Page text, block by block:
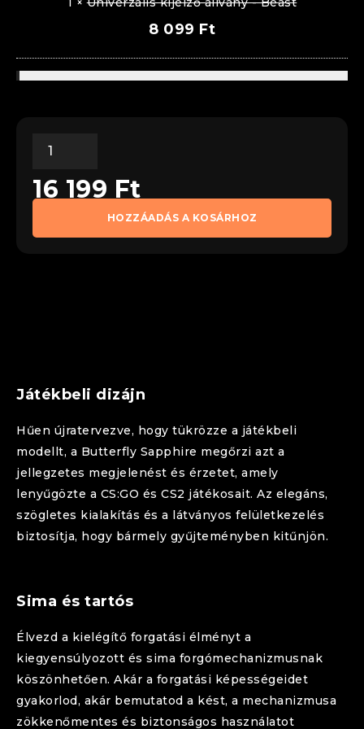
8 099 Ft
HOZZÁADÁS A KOSÁRHOZ
16 199 Ft
Játékbeli dizájn
Hűen újratervezve, hogy tükrözze a játékbeli
modellt, a Butterfly Sapphire megőrzi azt a
jellegzetes megjelenést és érzetet, amely
lenyűgözte a CS:GO és CS2 játékosait. Az elegáns,
szögletes kialakítás és a látványos felületkezelés
biztosítja, hogy bármely gyűjteményben kitűnjön.
Sima és tartós
Élvezd a kielégítő forgatási élményt a
kiegyensúlyozott és sima forgómechanizmusnak
köszönhetően. Akár a forgatási képességeidet
gyakorlod, akár bemutatod a kést, a mechanizmusa
zökkenőmentes és biztonságos használatot